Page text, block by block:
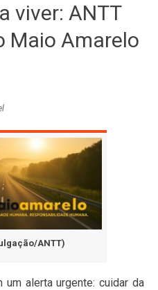
viver: ANTT
Maio Amarelo
ANTT)
alerta urgente: cuidar da